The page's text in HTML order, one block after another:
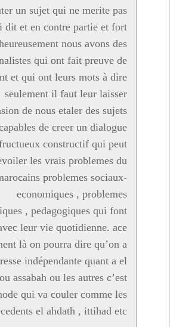
un sujet qui ne merite pas
dit et en contre partie et fort
nous avons des
qui ont fait preuve de
et qui ont leurs mots à dire
seulement il faut leur laisser
de nous etaler des sujets
de creer un dialogue
constructif qui peut
les vrais problemes du
problemes sociaux-
economiques , problemes
, pedagogiques qui font
leur vie quotidienne. ace
là on pourra dire qu’on a
indépendante quant a el
assabah ou les autres c’est
qui va couler comme les
el ahdath , ittihad etc ….